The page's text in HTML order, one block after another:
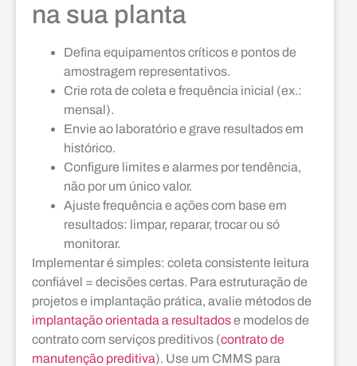
na sua planta
Defina equipamentos críticos e pontos de
amostragem representativos.
Crie rota de coleta e frequência inicial (ex.:
mensal).
Envie ao laboratório e grave resultados em
histórico.
Configure limites e alarmes por tendência,
não por um único valor.
Ajuste frequência e ações com base em
resultados: limpar, reparar, trocar ou só
monitorar.
Implementar é simples: coleta consistente leitura
confiável = decisões certas. Para estruturação de
projetos e implantação prática, avalie métodos de
implantação orientada a resultadose modelos de
contrato com serviços preditivos (contrato de
manutenção preditiva). Use um CMMS para